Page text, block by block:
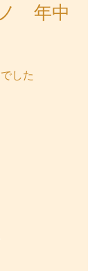
年中
した